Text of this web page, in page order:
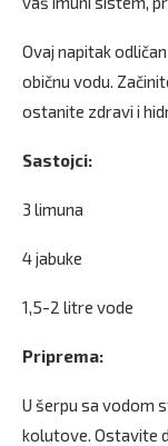
Ovaj napitak
običnu vodu.
ostanite zdravi i
Sastojci:
3 limuna
4 jabuke
1,5-2 litre vode
Priprema:
U šerpu sa vodom
kolutove. Ostavite